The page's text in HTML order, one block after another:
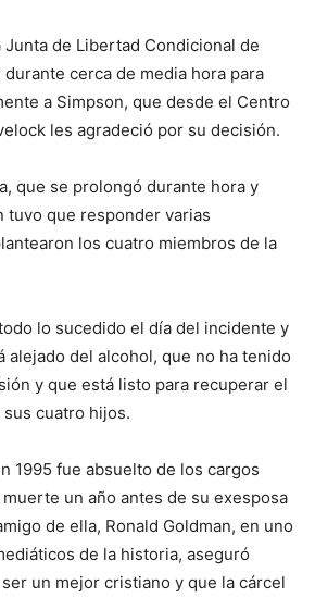
Junta de Libertad Condicional de
cerca de media hora para
a Simpson, que desde el Centro
les agradeció por su decisión.
que se prolongó durante hora y
tuvo que responder varias
los cuatro miembros de la
lo sucedido el día del incidente y
alejado del alcohol, que no ha tenido
y que está listo para recuperar el
cuatro hijos.
1995 fue absuelto de los cargos
un año antes de su exesposa
de ella, Ronald Goldman, en uno
de la historia, aseguró
un mejor cristiano y que la cárcel